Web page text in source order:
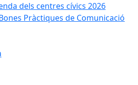
dels centres cívics 2026
Pràctiques de Comunicació